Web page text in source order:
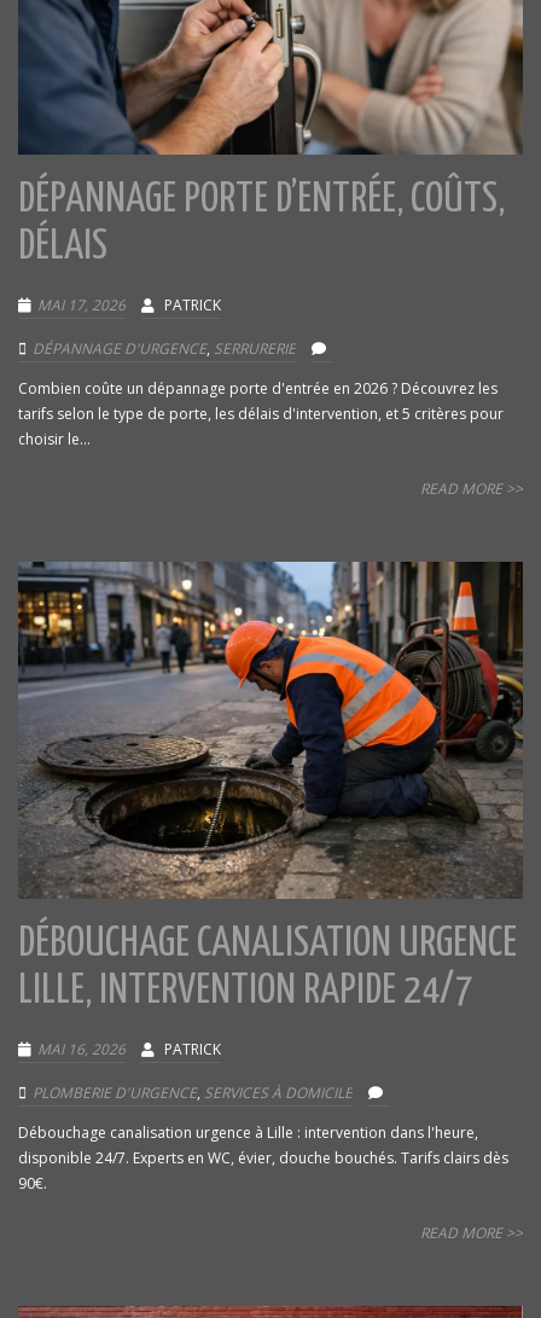
DÉPANNAGE PORTE D’ENTRÉE, COÛTS,
DÉLAIS
MAI 17, 2026 PATRICK
DÉPANNAGE D'URGENCE, SERRURERIE
Combien coûte un dépannage porte d'entrée en 2026 ? Découvrez les
tarifs selon le type de porte, les délais d'intervention, et 5 critères pour
choisir le...
READ MORE >>
DÉBOUCHAGE CANALISATION URGENCE
LILLE, INTERVENTION RAPIDE 24/7
MAI 16, 2026 PATRICK
PLOMBERIE D'URGENCE, SERVICES À DOMICILE
Débouchage canalisation urgence à Lille : intervention dans l'heure,
disponible 24/7. Experts en WC, évier, douche bouchés. Tarifs clairs dès
90€.
READ MORE >>